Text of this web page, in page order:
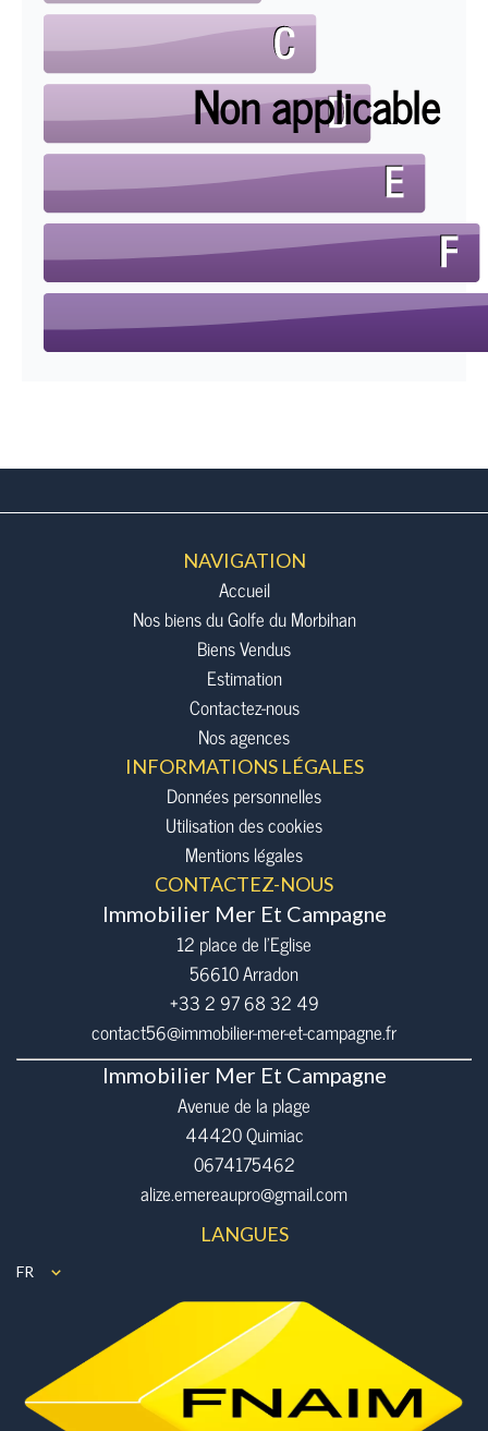
Non applicable
NAVIGATION
Accueil
Nos biens du Golfe du Morbihan
Biens Vendus
Estimation
Contactez-nous
Nos agences
INFORMATIONS LÉGALES
Données personnelles
Utilisation des cookies
Mentions légales
CONTACTEZ-NOUS
Immobilier Mer Et Campagne
12 place de l’Eglise
56610Arradon
+33 2 97 68 32 49
contact56@immobilier-mer-et-campagne.fr
Immobilier Mer Et Campagne
Avenue de la plage
44420 Quimiac
0674175462
alize.emereaupro@gmail.com
LANGUES
FR